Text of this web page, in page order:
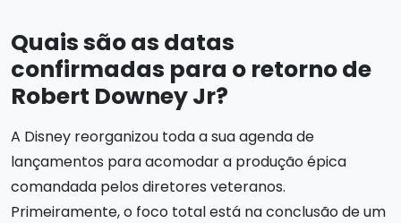
Quais são as datas
confirmadas para o retorno de
Robert Downey Jr?
A Disney reorganizou toda a sua agenda de
lançamentos para acomodar a produção épica
comandada pelos diretores veteranos.
Primeiramente, o foco total está na conclusão de um